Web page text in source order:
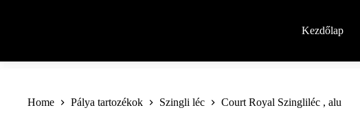
Kezdőlap
Home Pálya tartozékok Szingli léc Court Royal Szingliléc , alu